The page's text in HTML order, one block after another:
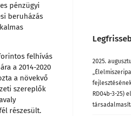
pénzügyi
beruházás
felhívás
a 2014-2020
a növekvő
szereplők
részesült.
2025.
RD04b-3-25)